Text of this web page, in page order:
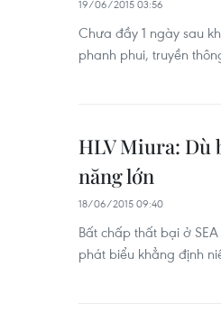
19/06/2015 03:56
Chưa đầy 1 ngày sau
phanh phui, truyền
HLV Miura: Dù
năng lớn
18/06/2015 09:40
Bất chấp thất bại ở
phát biểu khẳng định